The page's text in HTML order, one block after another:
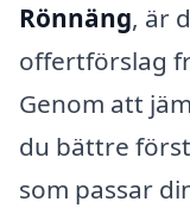
Rönnäng, är
offertförslag
Genom att
du bättre
som passar